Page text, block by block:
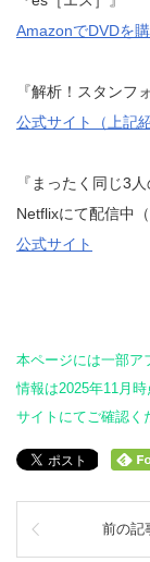
AmazonでDVDを
『解析！スタンフ
公式サイト（上記
『まったく同じ3人
Netflixにて配信中
公式サイト
本ページには一部ア
情報は2025年11月
サイトにてご確認く
前の記